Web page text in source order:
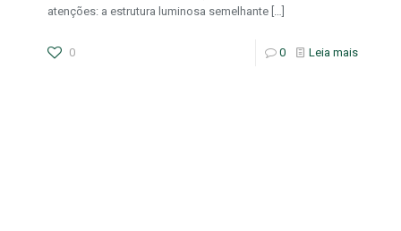
atenções: a estrutura luminosa semelhante […]
0 0 Leia mais